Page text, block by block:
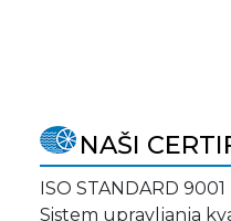
NAŠI
ISO STANDARD 9001
Sistem upravljanja